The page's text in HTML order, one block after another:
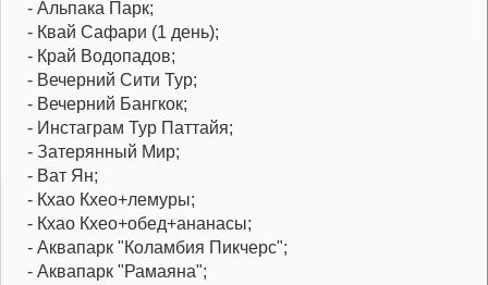
- Альпака Парк;
- Квай Сафари (1 день);
- Край Водопадов;
- Вечерний Сити Тур;
- Вечерний Бангкок;
- Инстаграм Тур Паттайя;
- Затерянный Мир;
- Ват Ян;
- Кхао Кхео+лемуры;
- Кхао Кхео+обед+ананасы;
- Аквапарк "Коламбия Пикчерс";
- Аквапарк "Рамаяна";